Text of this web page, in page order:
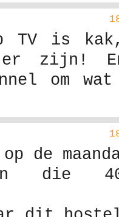
TV is kak,
er zijn!
om
de
die